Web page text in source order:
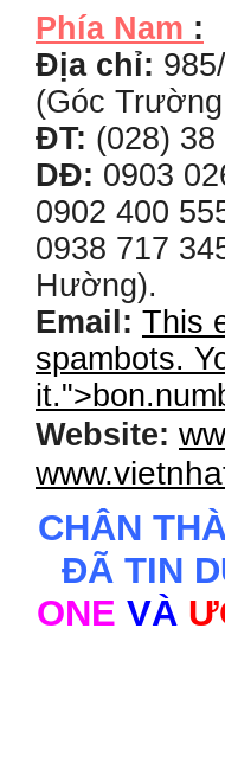
Phía Nam :
Địa chỉ:
(Góc
ĐT: (028)
DĐ: 0903
0902 400
0938 717
Hường).
Email: This
spambots.
it.">
Website:
CHÂN
ĐÃ TIN
ONE VÀ